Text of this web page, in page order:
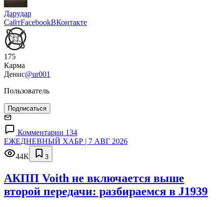
Дарудар
СайтFacebookВКонтакте
175
Карма
Денис@ur001
Пользователь
Подписаться
Комментарии 134
ЕЖЕДНЕВНЫЙ ХАБР | 7 АВГ 2026
44K
3
АКПП Voith не включается выше
второй передачи: разбираемся в J1939